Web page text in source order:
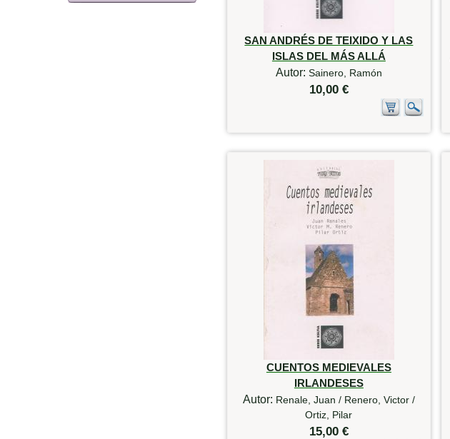
SAN ANDRÉS DE TEIXIDO Y LAS
ISLAS DEL MÁS ALLÁ
Autor: Sainero, Ramón
10,00 €
CUENTOS MEDIEVALES
IRLANDESES
Autor: Renale, Juan / Renero, Victor /
Ortiz, Pilar
15,00 €